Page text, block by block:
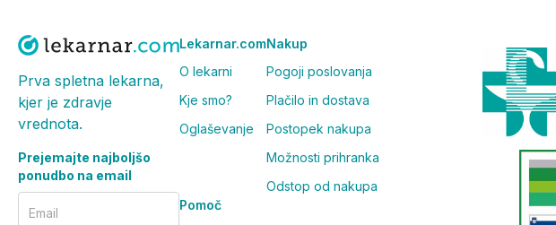
Prva spletna lekarna,
kjer je zdravje
vrednota.
Prejemajte najboljšo
ponudbo na email
Email
Lekarnar.com
O lekarni
Kje smo?
Oglaševanje
Nakup
Pogoji poslovanja
Plačilo in dostava
Postopek nakupa
Možnosti prihranka
Odstop od nakupa
Pomoč